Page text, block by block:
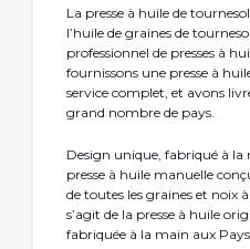
La presse à huile de
l’huile de graines de
professionnel de presses à
fournissons une presse à
service complet, et avons
grand nombre de pays.
Design unique, fabriqué à
presse à huile manuelle
de toutes les graines et noix
s’agit de la presse à huile
fabriquée à la main aux